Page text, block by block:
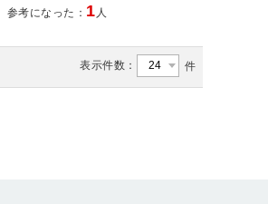
参考になった： 1 人
表示件数： 件